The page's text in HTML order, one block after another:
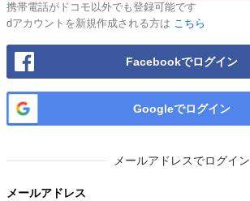
携帯電話がドコモ以外でも登録可能です
dアカウントを新規作成される方は こちら
Facebookでログイン
Googleでログイン
メールアドレスでログイン
メールアドレス